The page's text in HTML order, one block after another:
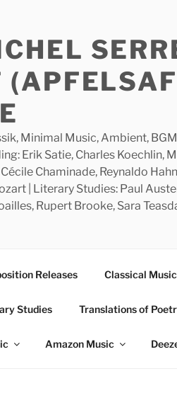
Minimal Music, Ambient,
Erik Satie, Charles Koechlin,
Chaminade, Reynaldo
| Literary Studies: Paul
Rupert Brooke, Sara
Releases Classical
Studies Translations of
Amazon Music